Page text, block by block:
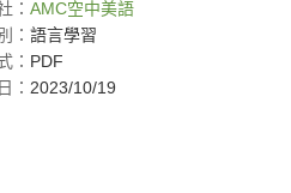
： AMC空中美語
： 語言學習
： PDF
： 2023/10/19